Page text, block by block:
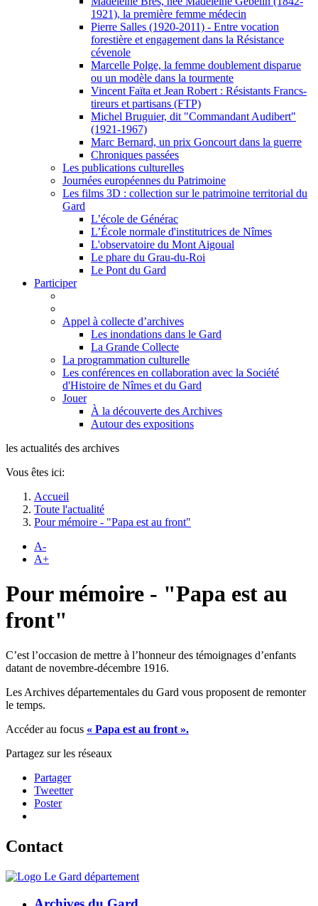
1921), la première femme médecin
Pierre Salles (1920-2011) - Entre vocation
forestière et engagement dans la Résistance
cévenole
Marcelle Polge, la femme doublement disparue
ou un modèle dans la tourmente
Vincent Faïta et Jean Robert : Résistants Francs-
tireurs et partisans (FTP)
Michel Bruguier, dit "Commandant Audibert"
(1921-1967)
Marc Bernard, un prix Goncourt dans la guerre
Chroniques passées
Les publications culturelles
Journées européennes du Patrimoine
Les films 3D : collection sur le patrimoine territorial du
Gard
L’école de Générac
L’École normale d'institutrices de Nîmes
L'observatoire du Mont Aigoual
Le phare du Grau-du-Roi
Le Pont du Gard
Participer
Appel à collecte d’archives
Les inondations dans le Gard
La Grande Collecte
La programmation culturelle
Les conférences en collaboration avec la Société
d'Histoire de Nîmes et du Gard
Jouer
À la découverte des Archives
Autour des expositions
les actualités des archives
Vous êtes ici:
Accueil
Toute l'actualité
Pour mémoire - "Papa est au front"
A-
A+
Pour mémoire - "Papa est au
front"
C’est l’occasion de mettre à l’honneur des témoignages d’enfants
datant de novembre-décembre 1916.
Les Archives départementales du Gard vous proposent de remonter
le temps.
Accéder au focus « Papa est au front ».
Partagez sur les réseaux
Partager
Tweetter
Poster
Contact